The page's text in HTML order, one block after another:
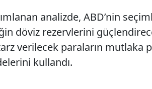
analizde, ABD’nin
döviz rezervlerini
verilecek paraların
kullandı.